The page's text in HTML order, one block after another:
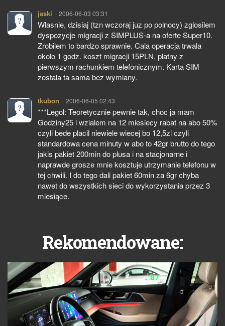
jaski pisze:
2006-06-03 03:31
Wlasnie, dzisiaj (tzn wczoraj juz po polnocy) zglosilem
dyspozycje migracji z SIMPLUS-a na oferte Super10.
Zrobilem to bardzo sprawnie. Cala operacja trwala
okolo 1 godz. koszt migracji 15PLN, platny z
pierwszym rachunkiem telefonicznym. Karta SIM
zostala ta sama bez wymiany.
tkubon pisze:
2006-06-05 02:43
***Legol: Teoretycznie pewnie tak, choc ja mam
Godziny25 i wzialem na 12 miesiecy rabat na abo 50%
czyli bede placil niewiele wiecej bo 12,5zl czyli
standardowa cena minuty w abo to 42gr brutto do tego
jakis pakiet 200min do plusa i na stacjonarne i
naprawde grosze mnie kosztuje utrzymanie telefonu w
tej chwili. I do tego dali pakiet 60min za 6gr chyba
nawet do wszystkich sieci do wykorzystania przez 3
miesiące.
Rekomendowane: